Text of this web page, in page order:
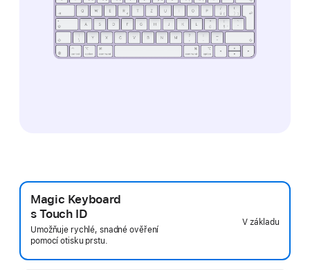
Magic Keyboard
s Touch ID
Umožňuje rychlé, snadné ověření
pomocí otisku prstu.
V základu